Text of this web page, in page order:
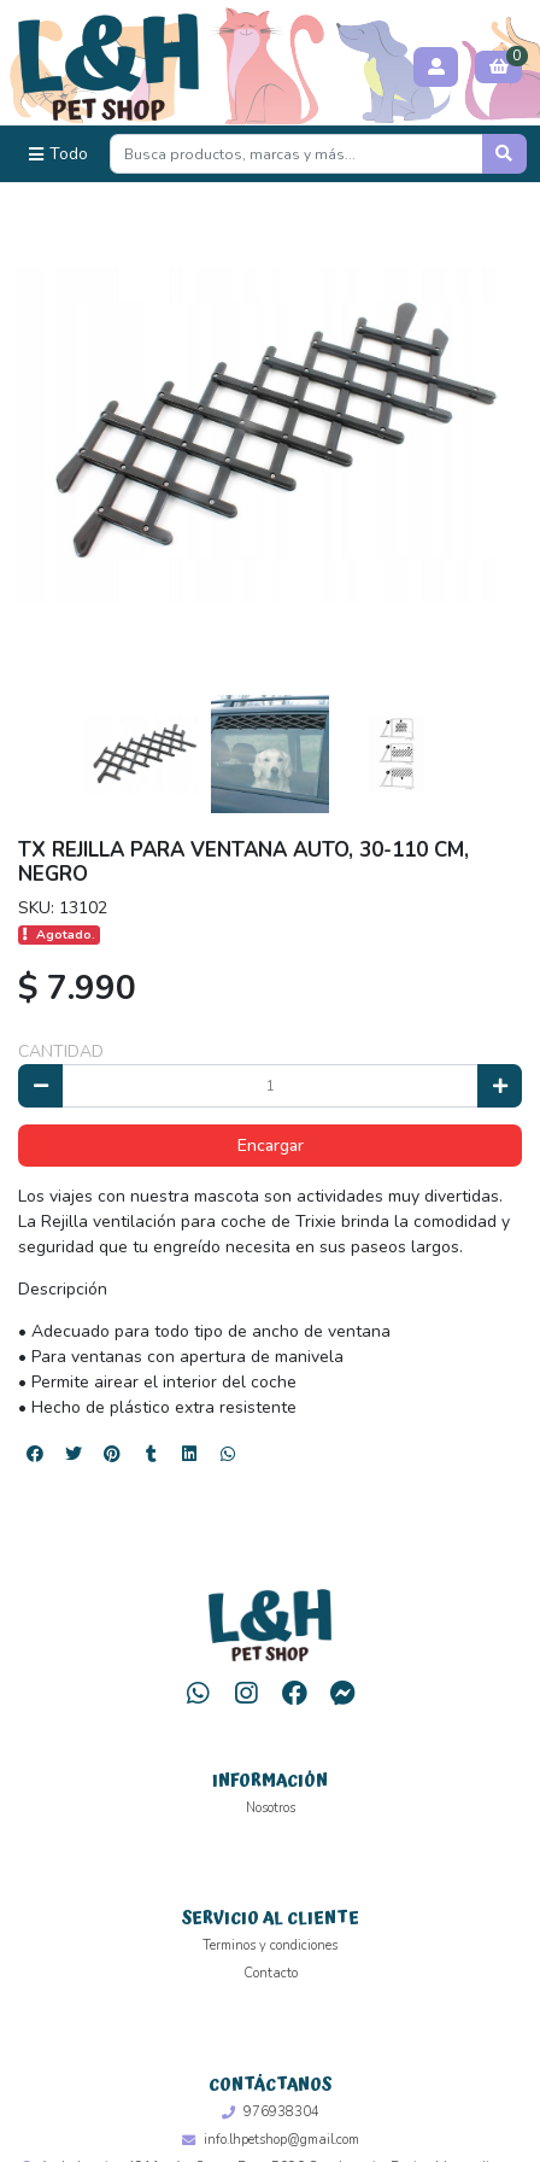
Todo
0
TX REJILLA PARA VENTANA AUTO, 30-110 CM,
NEGRO
SKU: 13102
Agotado.
$ 7.990
CANTIDAD
Encargar
Los viajes con nuestra mascota son actividades muy divertidas.
La Rejilla ventilación para coche de Trixie brinda la comodidad y
seguridad que tu engreído necesita en sus paseos largos.
Descripción
• Adecuado para todo tipo de ancho de ventana
• Para ventanas con apertura de manivela
• Permite airear el interior del coche
• Hecho de plástico extra resistente
INFORMACIÓN
Nosotros
SERVICIO AL CLIENTE
Terminos y condiciones
Contacto
CONTÁCTANOS
976938304
info.lhpetshop@gmail.com